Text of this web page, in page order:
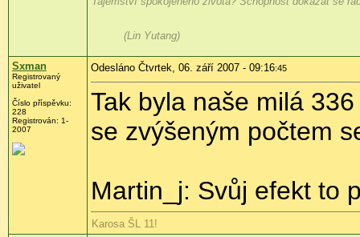
(Lin Yutang)
Sxman
Registrovaný
uživatel
Číslo příspěvku:
228
Registrován: 1-
2007
Odesláno Čtvrtek, 06. září 2007 - 09:16:45
Tak byla naše milá
se zvýšeným počtem
Martin_j: Svůj efekt to
Karosa ŠL 11!